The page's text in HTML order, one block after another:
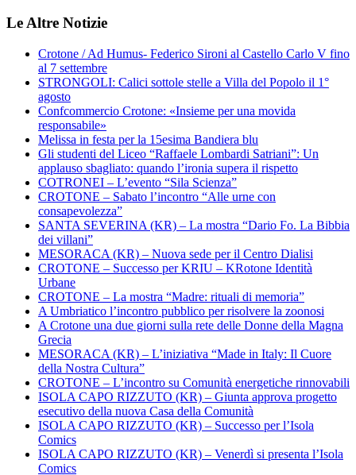
Le Altre Notizie
Crotone / Ad Humus- Federico Sironi al Castello Carlo V fino
al 7 settembre
STRONGOLI: Calici sottole stelle a Villa del Popolo il 1°
agosto
Confcommercio Crotone: «Insieme per una movida
responsabile»
Melissa in festa per la 15esima Bandiera blu
Gli studenti del Liceo “Raffaele Lombardi Satriani”: Un
applauso sbagliato: quando l’ironia supera il rispetto
COTRONEI – L’evento “Sila Scienza”
CROTONE – Sabato l’incontro “Alle urne con
consapevolezza”
SANTA SEVERINA (KR) – La mostra “Dario Fo. La Bibbia
dei villani”
MESORACA (KR) – Nuova sede per il Centro Dialisi
CROTONE – Successo per KRIU – KRotone Identità
Urbane
CROTONE – La mostra “Madre: rituali di memoria”
A Umbriatico l’incontro pubblico per risolvere la zoonosi
A Crotone una due giorni sulla rete delle Donne della Magna
Grecia
MESORACA (KR) – L’iniziativa “Made in Italy: Il Cuore
della Nostra Cultura”
CROTONE – L’incontro su Comunità energetiche rinnovabili
ISOLA CAPO RIZZUTO (KR) – Giunta approva progetto
esecutivo della nuova Casa della Comunità
ISOLA CAPO RIZZUTO (KR) – Successo per l’Isola
Comics
ISOLA CAPO RIZZUTO (KR) – Venerdì si presenta l’Isola
Comics